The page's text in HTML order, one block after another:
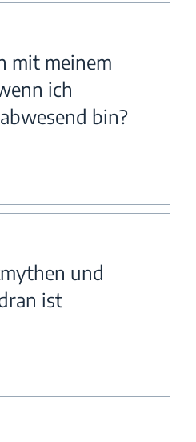
mit meinem
ich
bin?
und
ist